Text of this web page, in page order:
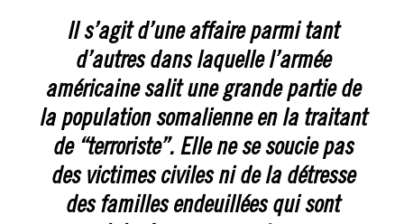
Il s’agit d’une affaire parmi tant
d’autres dans laquelle l’armée
américaine salit une grande partie de
la population somalienne en la traitant
de “terroriste”. Elle ne se soucie pas
des victimes civiles ni de la détresse
des familles endeuillées qui sont